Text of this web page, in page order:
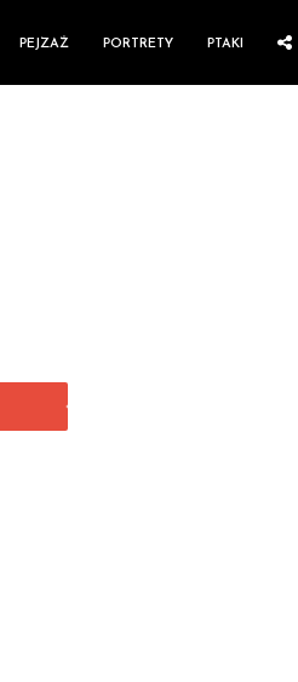
PEJZAŻ PORTRETY PTAKI